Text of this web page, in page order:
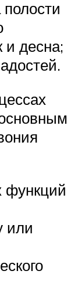
десна;
функций
или